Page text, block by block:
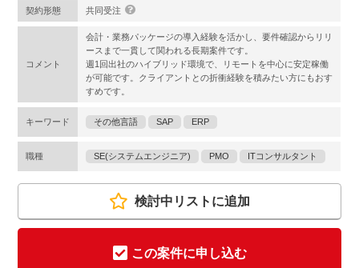
契約形態 共同受注
コメント
会計・業務パッケージの導入経験を活かし、要件確認からリリ
ースまで一貫して関われる長期案件です。
週1回出社のハイブリッド環境で、リモートを中心に安定稼働
が可能です。クライアントとの折衝経験を積みたい方にもおす
すめです。
キーワード その他言語 SAP ERP
職種 SE(システムエンジニア) PMO ITコンサルタント
検討中リストに追加
この案件に申し込む